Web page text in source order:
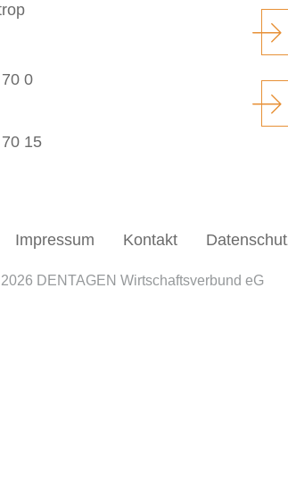
0
15
Impressum Kontakt
DENTAGEN Wirtschaftsverbund eG